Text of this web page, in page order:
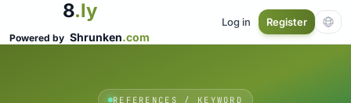
8.ly
Powered by Shrunken.com
Log in Register
REFERENCES / KEYWORD